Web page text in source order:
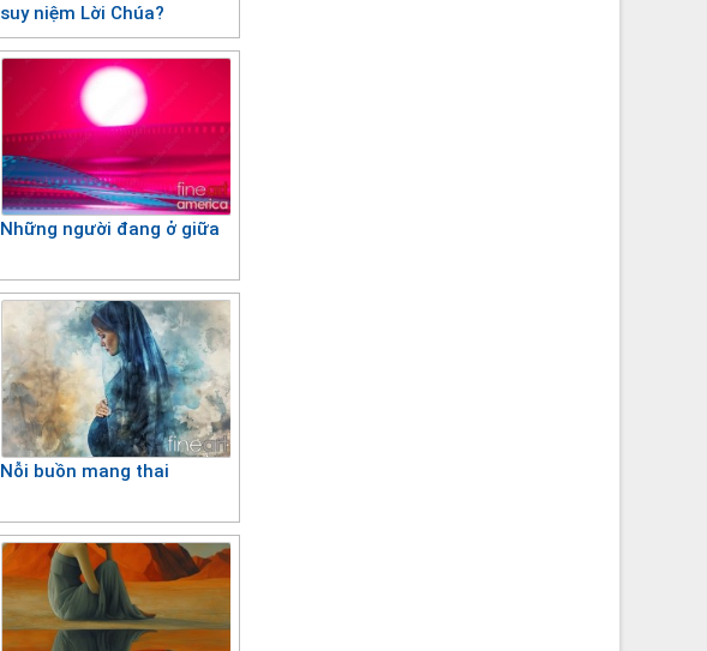
suy niệm Lời Chúa?
Những người đang ở giữa
Nỗi buồn mang thai